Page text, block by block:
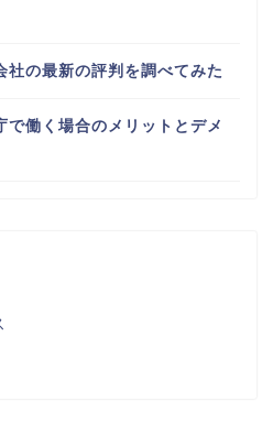
社の最新の評判を調べてみた
で働く場合のメリットとデメ